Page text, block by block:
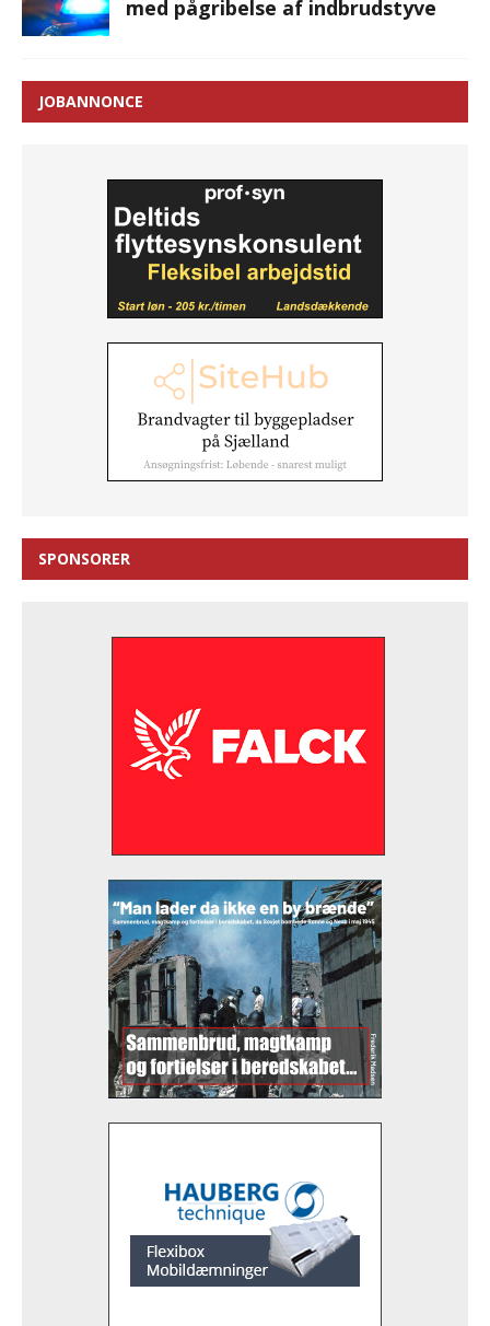
med pågribelse af indbrudstyve
JOBANNONCE
SPONSORER